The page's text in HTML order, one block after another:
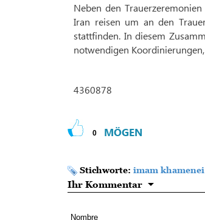
Neben den
Iran reisen um an den
stattfinden. In diesem
notwendigen
4360878
0 MÖGEN
Stichworte: imam khamenei
Ihr Kommentar
Nombre